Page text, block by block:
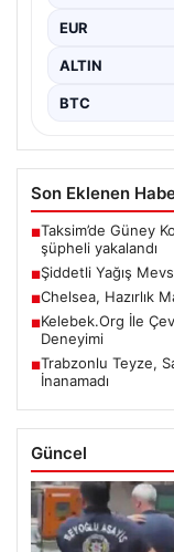
EUR
ALTIN
BTC
Son Eklenen
■Taksim’de Güney
şüpheli yakalandı
■Şiddetli Yağış
■Chelsea, Hazırlık
■Kelebek.Org İle
Deneyimi
■Trabzonlu Teyze,
İnanamadı
Güncel